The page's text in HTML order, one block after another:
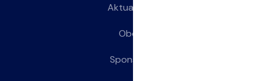
Aktualności
Obozy
Sponsorzy